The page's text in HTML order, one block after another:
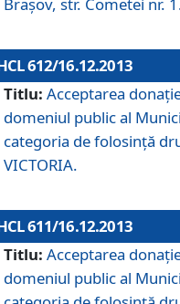
Braşov, str. Cometei nr.
612/16.12.2013
Titlu: Acceptarea
domeniul public al
categoria de folosinţă
VICTORIA.
611/16.12.2013
Titlu: Acceptarea
domeniul public al